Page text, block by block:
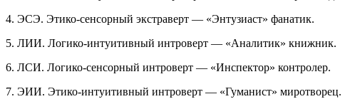
4. ЭСЭ. Этико-сенсорный экстраверт — «Энтузиаст» фанатик.
5. ЛИИ. Логико-интуитивный интроверт — «Аналитик» книжник.
6. ЛСИ. Логико-сенсорный интроверт — «Инспектор» контролер.
7. ЭИИ. Этико-интуитивный интроверт — «Гуманист» миротворец.